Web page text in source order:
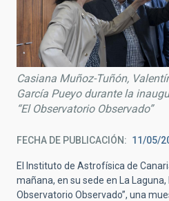
Casiana Muñoz-Tuñón,
García Pueyo durante la
“El Observatorio Observado”
FECHA DE PUBLICACIÓN 11/05/
El Instituto de Astrofísica de
mañana, en su sede en La Laguna,
Observatorio Observado”, una